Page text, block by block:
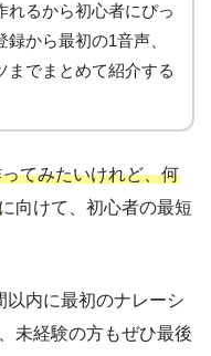
れるから初心者にぴっ
から最初の1音声、
までまとめて紹介する
てみたいけれど、何
に向けて、初心者の最短
内に最初のナレーシ
未経験の方もぜひ最後